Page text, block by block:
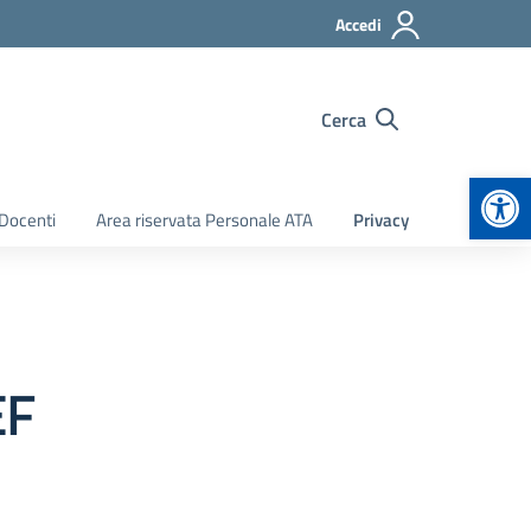
Accedi
Cerca
Area riservata Personale ATA Privacy